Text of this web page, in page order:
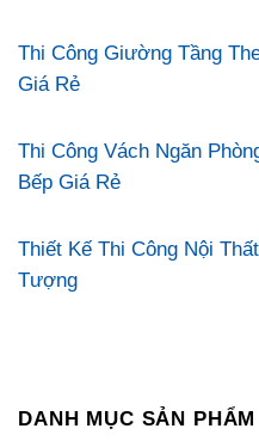
Thi Công Giường Tầng
Giá Rẻ
Thi Công Vách Ngăn
Bếp Giá Rẻ
Thiết Kế Thi Công Nội
Tượng
DANH MỤC SẢN PHẨM